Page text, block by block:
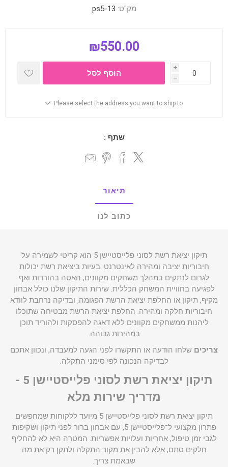
מק"ט: ps5-13
₪550.00
i
h
הוסף לסל
Please select the address you want to ship to
שתף :
תיאור
כתוב לנו
תיקון יציאת רשת לסוני פלייסטיישן 5 הוא קריטי לשמירה על
חיבוריות יציבה ומהירה לאינטרנט. בעיות ביציאת רשת יכולות
לגרום לנתקים במהלך משחקים מקוונים, האטה בהורדות ואף
לפגיעה בחוויית המשחק הכללית. שירות התיקון שלנו כולל אבחון
מקיף, תיקון או החלפת יציאת הרשת הפגומה, ובדיקה נרחבת לוודא
חיבוריות חלקה ומהירה. החלפת יציאת הרשת מבטיחה שתוכלו
ליהנות ממשחקים מקוונים ללא דאגה להפסקות ולהוריד תוכן
במהירות גבוהה.
צריכים שלחו הודעה או התקשרו לפני הגעה למעבדה, ונכוון אתכם
לבדיקה הנכונה לפי סימני התקלה.
תיקון יציאת רשת לסוני פלייסטיישן 5 -
מדריך שירות מלא
תיקון יציאת רשת לסוני פלייסטיישן 5 מיועד ללקוחות שמחפשים
פתרון מקצועי ל־פלייסטיישן 5, עם אבחון ברור לפני תיקון ושקיפות
לגבי זמן טיפול, אחריות ועלויות אפשריות. המטרה היא לא להחליף
חלקים סתם, אלא להבין את מקור התקלה ולתקן רק את מה
שבאמת צריך.